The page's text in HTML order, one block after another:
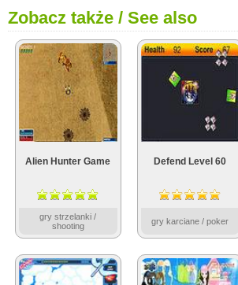
Zobacz także / See also
Alien Hunter Game
gry strzelanki /
shooting
Defend Level 60
gry karciane / poker